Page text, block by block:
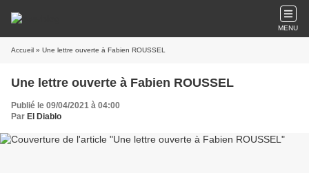
MENU
Accueil » Une lettre ouverte à Fabien ROUSSEL
Une lettre ouverte à Fabien ROUSSEL
Publié le 09/04/2021 à 04:00
Par El Diablo